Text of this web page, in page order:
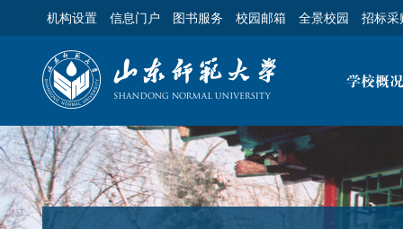
机构设置 信息门户 图书服务 校园邮箱 全景校园 招标采